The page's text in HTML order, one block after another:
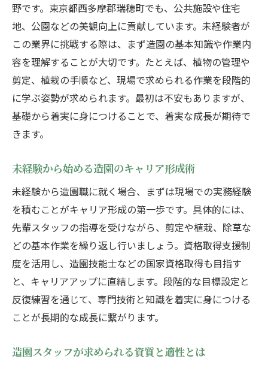
造園スタッフが考える地域社会への貢献
緑化を通じて地域の未来を支える仕事観
東京都西多摩郡瑞穂町の造園業界で働く魅力
造園業界で働く魅力と瑞穂町ならではの特
徴
地域特有の造園案件がもたらすやりがい
地域社会に根ざす造園業の誇りと価値
瑞穂町で長く活躍できる造園の仕事観
資格取得支援でキャリアアップを実現する造園
職
造園職で役立つ資格とその取得メリット
資格取得支援を活用した造園キャリア形成
未経験から資格を取る造園スタッフの流れ
造園資格の勉強方法とスケジュール例
支援制度を利用した造園業界での成長戦略
野です。東京都西多摩郡瑞穂町でも、公共施設や住宅
地、公園などの美観向上に貢献しています。未経験者が
この業界に挑戦する際は、まず造園の基本知識や作業内
容を理解することが大切です。たとえば、植物の管理や
剪定、植栽の手順など、現場で求められる作業を段階的
に学ぶ姿勢が求められます。最初は不安もありますが、
基礎から着実に身につけることで、着実な成長が期待で
きます。
未経験から始める造園のキャリア形成術
未経験から造園職に就く場合、まずは現場での実務経験
を積むことがキャリア形成の第一歩です。具体的には、
先輩スタッフの指導を受けながら、剪定や植栽、除草な
どの基本作業を繰り返し行いましょう。資格取得支援制
度を活用し、造園技能士などの国家資格取得も目指す
と、キャリアアップに直結します。段階的な目標設定と
反復練習を通じて、専門技術と知識を着実に身につける
ことが長期的な成長に繋がります。
造園スタッフが求められる資質と適性とは